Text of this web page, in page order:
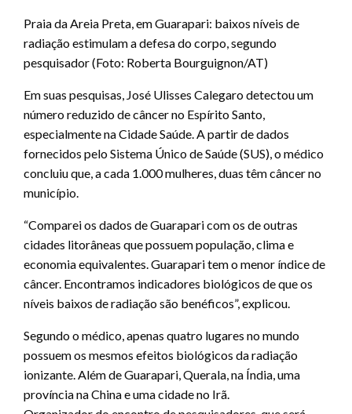
Praia da Areia Preta, em Guarapari: baixos níveis de
radiação estimulam a defesa do corpo, segundo
pesquisador (Foto: Roberta Bourguignon/AT)
Em suas pesquisas, José Ulisses Calegaro detectou um
número reduzido de câncer no Espírito Santo,
especialmente na Cidade Saúde. A partir de dados
fornecidos pelo Sistema Único de Saúde (SUS), o médico
concluiu que, a cada 1.000 mulheres, duas têm câncer no
município.
“Comparei os dados de Guarapari com os de outras
cidades litorâneas que possuem população, clima e
economia equivalentes. Guarapari tem o menor índice de
câncer. Encontramos indicadores biológicos de que os
níveis baixos de radiação são benéficos”, explicou.
Segundo o médico, apenas quatro lugares no mundo
possuem os mesmos efeitos biológicos da radiação
ionizante. Além de Guarapari, Querala, na Índia, uma
província na China e uma cidade no Irã.